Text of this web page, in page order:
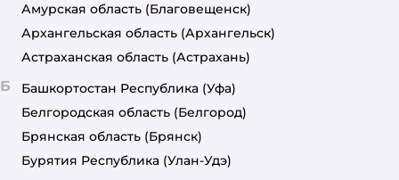
Амурская область (Благовещенск)
Архангельская область (Архангельск)
Астраханская область (Астрахань)
Б Башкортостан Республика (Уфа)
Белгородская область (Белгород)
Брянская область (Брянск)
Бурятия Республика (Улан-Удэ)